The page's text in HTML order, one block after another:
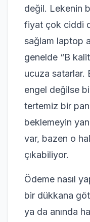
değil. Lekenin
fiyat çok ciddi
sağlam laptop
genelde “B
ucuza satarlar.
engel değilse
tertemiz bir
beklemeyin
var, bazen o
çıkabiliyor.
Ödeme nasıl
bir dükkana
ya da anında